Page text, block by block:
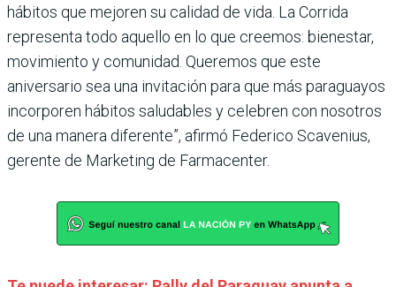
hábitos que mejoren su calidad de vida. La Corrida
representa todo aquello en lo que creemos: bienestar,
movimiento y comunidad. Queremos que este
aniversario sea una invitación para que más paraguayos
incorporen hábitos saludables y celebren con nosotros
de una manera diferente”, afirmó Federico Scavenius,
gerente de Marketing de Farmacenter.